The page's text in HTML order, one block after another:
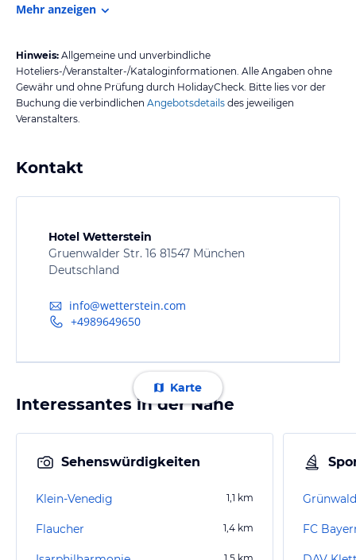
Mehr anzeigen
Hinweis: Allgemeine und unverbindliche
Hoteliers-/Veranstalter-/Kataloginformationen. Alle Angaben ohne
Gewähr und ohne Prüfung durch HolidayCheck. Bitte lies vor der
Buchung die verbindlichen Angebotsdetails des jeweiligen
Veranstalters.
Kontakt
Hotel Wetterstein
Gruenwalder Str. 16 81547 München
Deutschland
info@wetterstein.com
+4989649650
Karte
Interessantes in der Nähe
Sehenswürdigkeiten
Klein-Venedig 1,1 km
Flaucher 1,4 km FC